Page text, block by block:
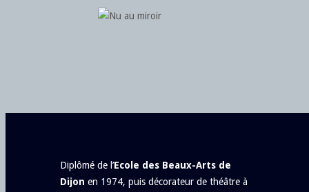
Diplômé de l’Ecole des Beaux-Arts de
Dijon en 1974, puis décorateur de théâtre à